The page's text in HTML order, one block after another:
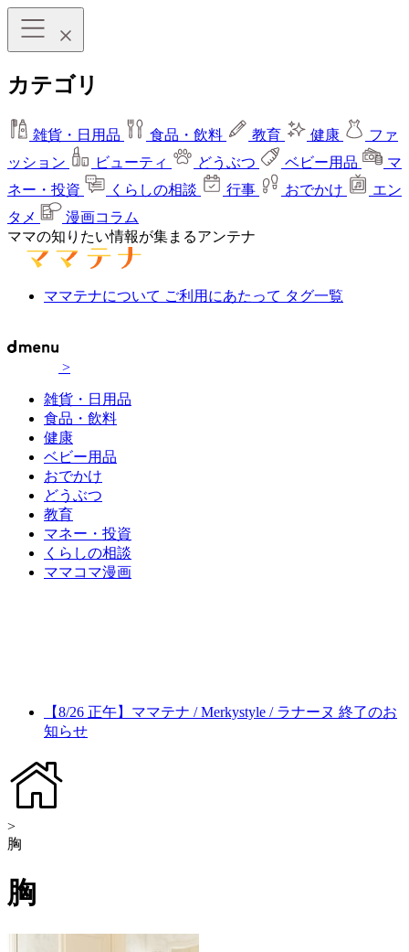
カテゴリ
雑貨・日用品 食品・飲料 教育 健康
ファ
ッション
ビューティ どうぶつ ベビー用品
マ
ネー・投資
くらしの相談 行事 おでかけ
エン
タメ
漫画コラム
ママの知りたい情報が集まるアンテナ
ママテナについて ご利用にあたって タグ一覧
>
雑貨・日用品
食品・飲料
健康
ベビー用品
おでかけ
どうぶつ
教育
マネー・投資
くらしの相談
ママコマ漫画
【8/26 正午】ママテナ / Merkystyle / ラナーヌ 終了のお
知らせ
>
胸
胸